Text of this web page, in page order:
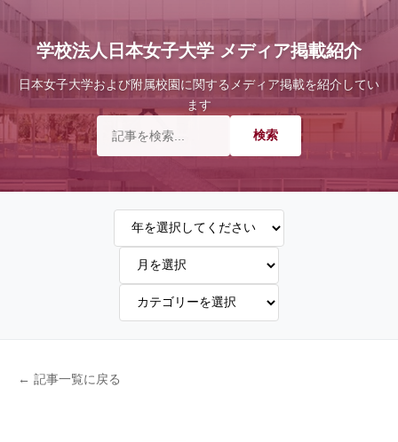
学校法人日本女子大学 メディア掲載紹介
日本女子大学および附属校園に関するメディア掲載を紹介してい
ます
← 記事一覧に戻る